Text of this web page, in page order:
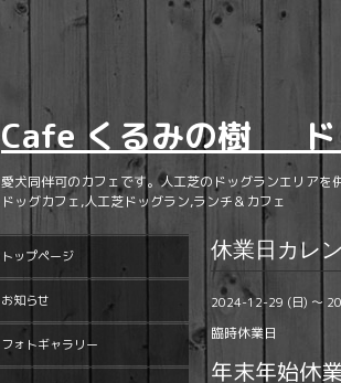
Cafe くるみの樹 ド
愛犬同伴可のカフェです。人工芝のドッグランエリア
ドッグカフェ,人工芝ドッグラン,ランチ＆カフェ
休業日カレ
2024-12-29 (日) ～
臨時休業日
年末年始休
トップページ
お知らせ
フォトギャラリー